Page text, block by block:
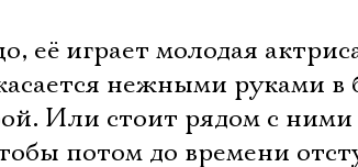
её играет молодая
нежными руками в
Или стоит рядом с ними
потом до времени